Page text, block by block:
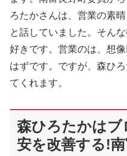
ろたかさんは、営業の素
と話していました。そん
好きです。営業のは、想
はずです。ですが、森ひ
てくれます。
森ひろたかはブ
安を改善する!